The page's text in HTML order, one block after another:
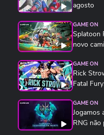
agosto
GAME ON
Splatoon
novo
GAME ON
Rick
Fatal
GAME ON
Jogamos
RNG não